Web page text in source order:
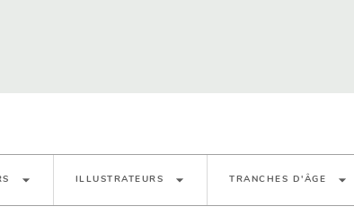
arrow_drop_down ILLUSTRATEURS arrow_drop_down TRANCHES D'ÂGE arrow_drop_down